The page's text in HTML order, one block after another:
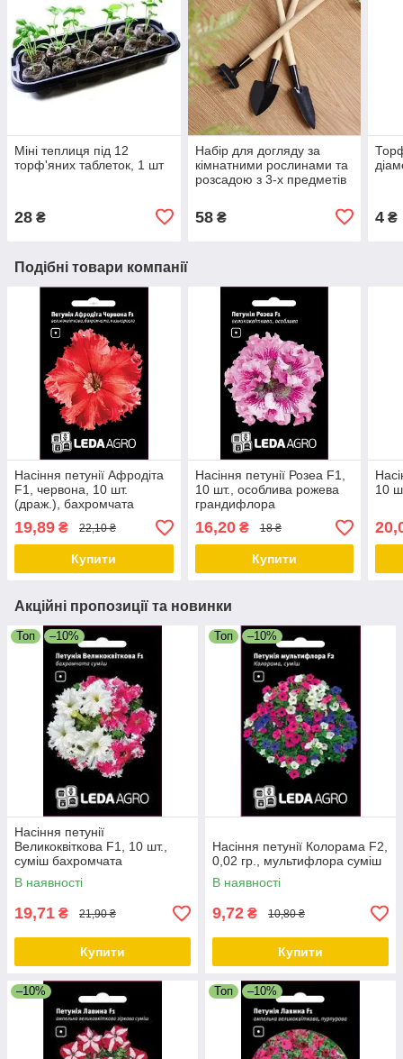
Міні теплиця під 12
торф'яних таблеток, 1 шт
28 ₴
Набір для догляду за
кімнатними рослинами та
розсадою з 3-х предметів
58₴ 4 ₴
Подібні товари компанії
Насіння петунії Афродіта
F1, червона, 10 шт.
(драж.), бахромчата
грандифлора
19,89 ₴ 22,10 ₴
Купити
Насіння петунії Розеа F1,
10 шт., особлива рожева
грандифлора
16,20₴ 18 ₴
Купити
10
Акційні пропозиції та новинки
Топ –10%
Насіння петунії
Великоквіткова F1, 10 шт.,
суміш бахромчата
В наявності
19,71 ₴ 21,90 ₴
Купити
Топ –10%
Насіння петунії Колорама F2,
0,02 гр., мультифлора суміш
В наявності
9,72 ₴ 10,80 ₴
Купити
–10% Топ –10%